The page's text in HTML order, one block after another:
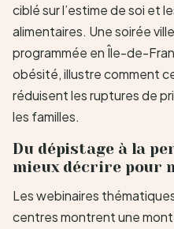
ciblé sur l’estime de soi et
alimentaires. Une soirée
programmée en Île-de-
obésité, illustre comment
réduisent les ruptures de
les familles.
Du dépistage à la
mieux décrire pour
Les webinaires
centres montrent une